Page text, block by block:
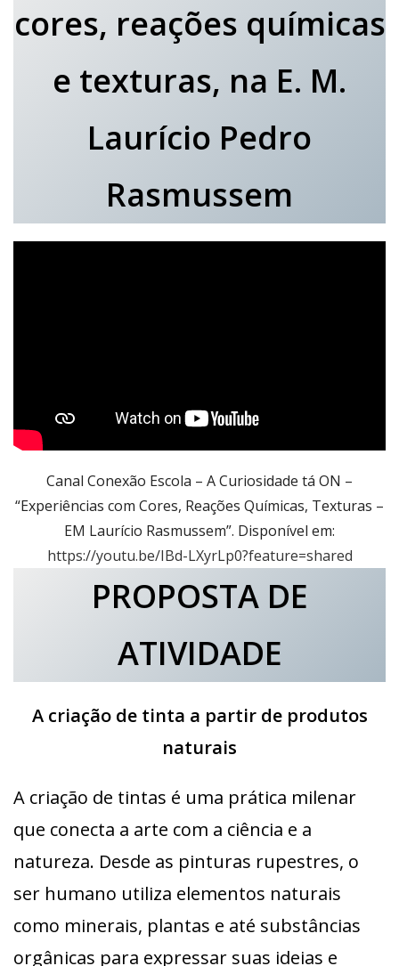
cores, reações químicas
e texturas, na E. M.
Laurício Pedro
Rasmussem
Canal Conexão Escola – A Curiosidade tá ON –
“Experiências com Cores, Reações Químicas, Texturas –
EM Laurício Rasmussem”. Disponível em:
https://youtu.be/IBd-LXyrLp0?feature=shared
PROPOSTA DE
ATIVIDADE
A criação de tinta a partir de produtos
naturais
A criação de tintas é uma prática milenar
que conecta a arte com a ciência e a
natureza. Desde as pinturas rupestres, o
ser humano utiliza elementos naturais
como minerais, plantas e até substâncias
orgânicas para expressar suas ideias e